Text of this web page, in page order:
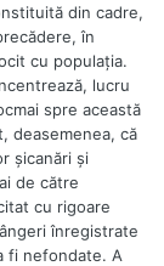
din cadre,
în
cu populaţia.
lucru
spre această
deasemenea, că
şicanări şi
de către
cu rigoare
înregistrate
fi nefondate. A